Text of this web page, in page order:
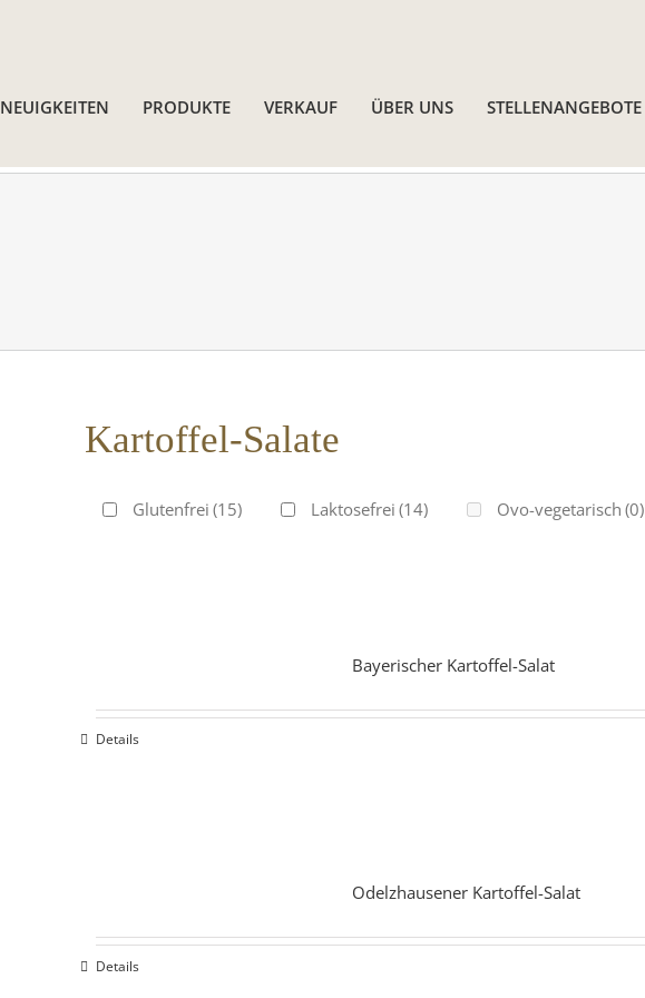
NEUIGKEITEN
PRODUKTE VERKAUF ÜBER UNS STELLENANGEBOTE
Kartoffel-Salate
Glutenfrei (15) Laktosefrei (14) Ovo-vegetarisch (0)
Bayerischer Kartoffel-Salat
Details
Odelzhausener Kartoffel-Salat
Details